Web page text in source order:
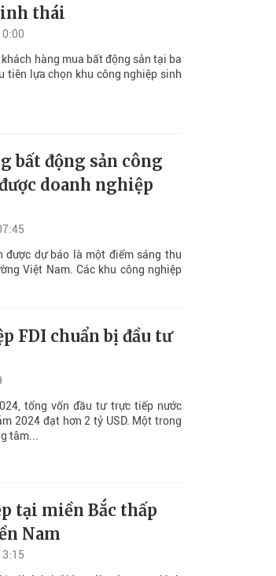
thái
hàng mua bất động sản tại ba
tiên lựa chọn khu công nghiệp sinh
bất động sản công
doanh nghiệp
được dự báo là một điểm sáng thu
Việt Nam. Các khu công nghiệp
FDI chuẩn bị đầu tư
tổng vốn đầu tư trực tiếp nước
2024 đạt hơn 2 tỷ USD. Một trong
tâm...
tại miền Bắc thấp
Nam